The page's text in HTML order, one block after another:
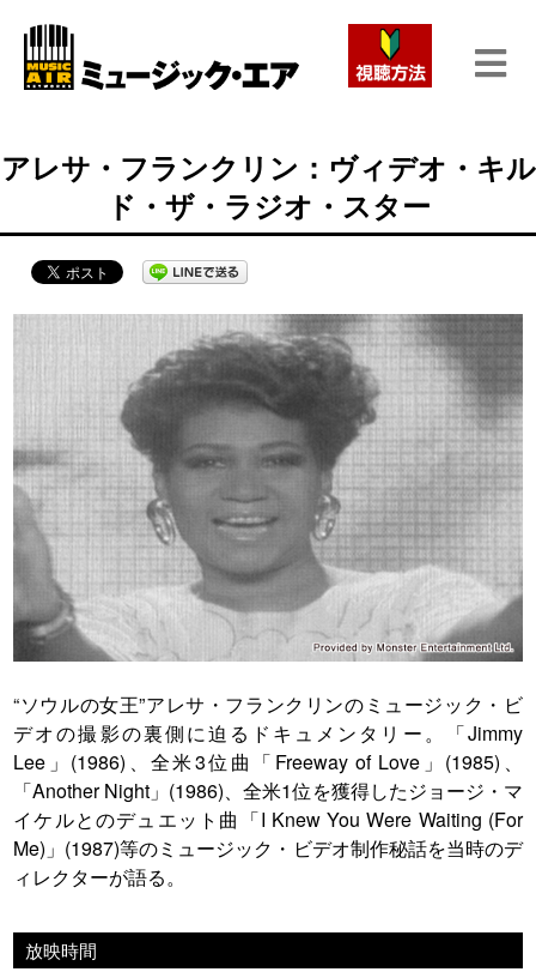
アレサ・フランクリン：ヴィデオ・キル
ド・ザ・ラジオ・スター
“ソウルの女王”アレサ・フランクリンのミュージック・ビ
デオの撮影の裏側に迫るドキュメンタリー。「Jimmy
Lee」(1986)、全米3位曲「Freeway of Love」(1985)、
「Another Night」(1986)、全米1位を獲得したジョージ・マ
イケルとのデュエット曲「I Knew You Were Waiting (For
Me)」(1987)等のミュージック・ビデオ制作秘話を当時のデ
ィレクターが語る。
放映時間